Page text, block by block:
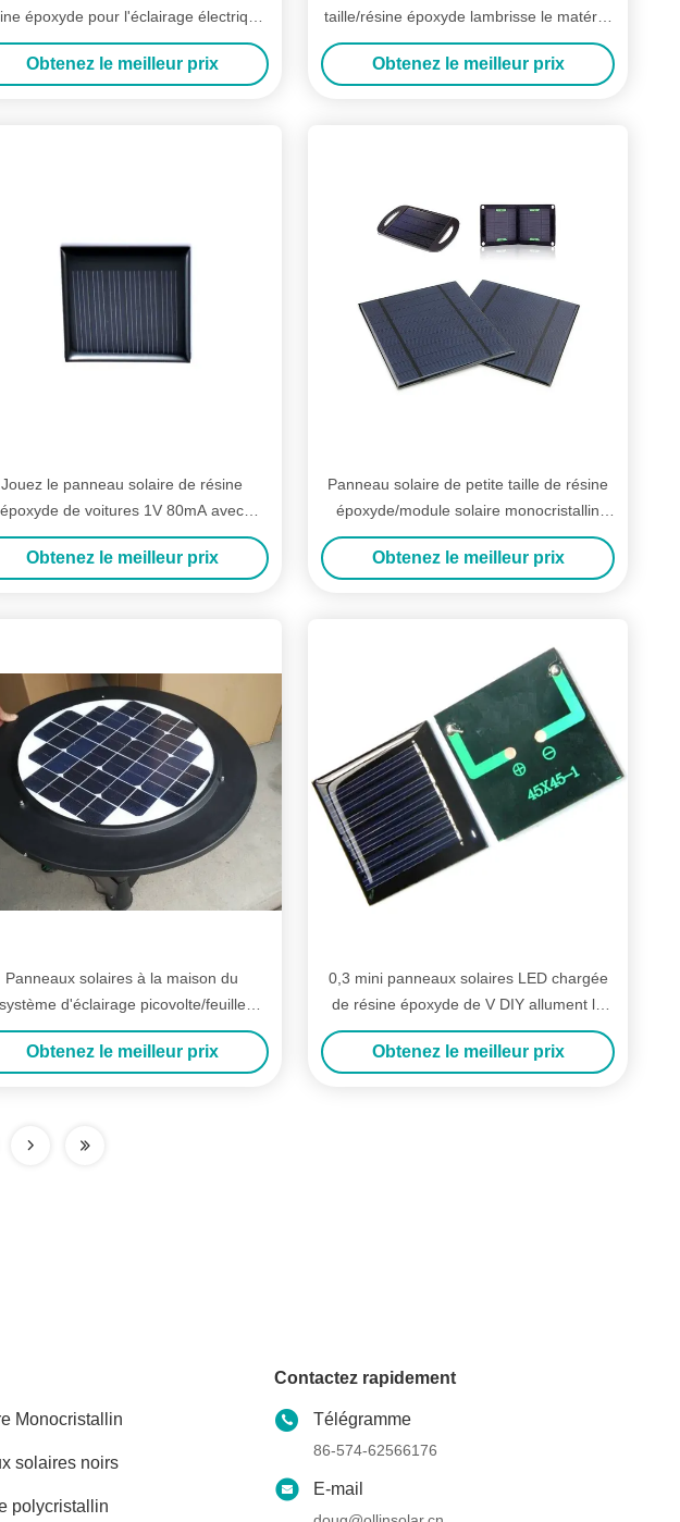
époxyde pour l'éclairage électrique
de torche
Obtenez le meilleur prix
taille/résine époxyde lambrisse le matériel
de carte PCB d'Insulative
Obtenez le meilleur prix
Jouez le panneau solaire de résine
époxyde de voitures 1V 80mA avec
l'efficacité de conversion élevée
Obtenez le meilleur prix
Panneau solaire de petite taille de résine
époxyde/module solaire monocristallin
imperméable
Obtenez le meilleur prix
Panneaux solaires à la maison du
système d'éclairage picovolte/feuille
ronde de dos de film de pile
solaire
Obtenez le meilleur prix
0,3 mini panneaux solaires LED chargée
de résine époxyde de V DIY allument le
pendant de Keychain
Obtenez le meilleur prix
Monocristallin
solaires noirs
polycristallin
Contactez rapidement
Télégramme
86-574-62566176
E-mail